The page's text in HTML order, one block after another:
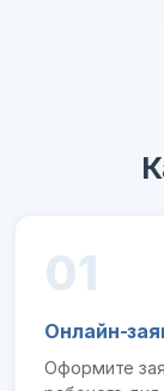
01
Онлайн-
Оформите